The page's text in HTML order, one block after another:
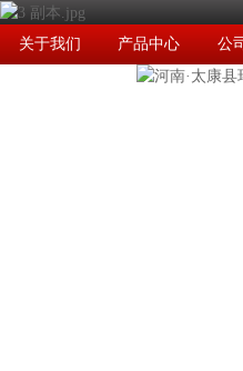
关于我们 产品中心 公